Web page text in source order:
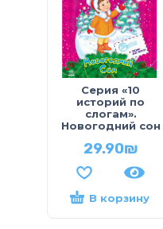
Серия «10
историй по
слогам».
Новогодний сон
29.90₪
В корзину